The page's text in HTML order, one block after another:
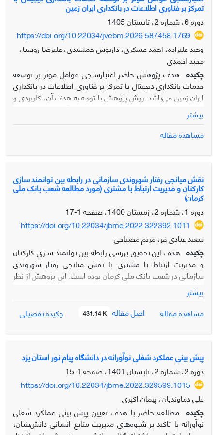
داد که الگوی مدیریت منابع انسانی دیجیتال شامل عوامل علی
(تکنولوزیکی، محیطی، انسانی و سازمانی)، عوامل زمینه‌ای (بستر
دیجیتالی، بستر مدیریتی، بستر فردی)، عوامل مداخله گر (عوامل
فرهنگی و ایجاد بسترهای جدید)، راهبردها (سازمانی و مدیریتی) و
پیامدها (فردی، فرهنگی و سازمانی) می‌باشد و کلیه روابط مدل
معنادار است.
تمرکز بر فناوری اطلاعات در بانکداری ایران زمین
دوره 6، شماره 2، تابستان 1405
https://doi.org/10.22034/jvcbm.2026.587458.1769
وحید علیزاده، احمد عسکری، داریوش جمشیدی، علیرضا روستا،
مجید احمدی
چکیده هدف پژوهش حاضر اعتبارسنجی عوامل موثر بر توسعه
خدمات بانکداری دیجیتال با تمرکز بر فناوری اطلاعات در بانکداری
ایران زمین می‌باشد. روش پژوهش با توجه به هدف آن، کاربردی و
از حیث شیوه اجرا، کمی می باشد. جامعه آماری این پژوهش
که به روش نمونه گیری در دسترس انتخاب شدند. داده‌ها با ابزار
روش‌های آلفای کرونباخ، پایایی ترکیبی و روایی محتوایی تأیید شد.
مربعات جزئی و با نرم‌افزار PLS برای آزمون و برازش نهایی مدل
استفاده شد. نتایج پژوهش نشان داد که فناوری اطلاعات و
زیرساخت‌ها، استراتژی دیجیتال، امنیت و ریسک، تجربه کاربری،
توسعه و نوآوری محصول، ساختار و فرهنگ سازمانی، محیط و
رقابت، مدیریت تحول و مدیریت داده و هوش تصمیم‌گیری، با
توسعه خدمات بانکداری دیجیتال رابطه‌ای معنادار دارند. در نهایت،
این پژوهش نشان می‌دهد که موفقیت بانک‌ها در گرو عوامل
مؤثر بر توسعه دیجیتال است که به‌صورت هوشمندانه،
قابلیت‌های فناورانه پیشرفته را با الزامات استراتژیک، امنیتی،
مشتری‌محوری و چابکی سازمانی تلفیق کند.
بیشتر
مشاهده مقاله
نقش میانجی رفتار شهروندی سازمانی در رابطه بین توانمند سازی
کارکنان و مدیریت ارتباط با مشتری (مورد مطالعه شعب بانک ملی
کرمان)
دوره 1، شماره 2، زمستان 1400، صفحه
1-17
https://doi.org/10.22034/jbme.2022.322392.1011
سعید عبادی فر، مریم مصباحی
چکیده هدف این تحقیق بررسی رابطه بین توانمند سازی کارکنان
و مدیریت ارتباط با مشتری با نقش میانجی رفتار شهروندی
سازمانی در شعب بانک ملی کرمان بوده است. این پژوهش از نظر
ماهیت و روش از نوع توصیفی – همبستگی و از منظر هدف،
کاربردی است. جامعه آماری شامل کلیه کارکنان شعب بانک ملی
کرمان که در سال1400 تعداد آنها 240 نفر بوده و به دلیل
محدودیت جامعه آماری تمامی اعضای آن به عنوان نمونه انتخاب
و به صورت سرشماری مورد مطالعه قرار گرفته است. داده های
جمع آوری شد. تجزیه و تحلیل داده ها با استفاده از معادلات
ساختاری ونرم افزار Lisrel انجام گرفته است یافته های تحقیق
حاکی از آن است که: بین توانمند سازی کارکنان و مدیریت ارتباط با
مشتری با نقش میانجی رفتار شهروندی سازمانی رابطه مثبت و
معناداری وجود دارد. این نتیجه حاکی از آن است که وقتی سازمانی
بیشتر
مشاهده مقاله
اصل مقاله 431.14 K چکیده تفصیلی
پیش بینی عملکرد شغلی نوآورانه در دانشگاه پیام نور استان یزد
دوره 2، شماره 2، تابستان 1401، صفحه
1-15
https://doi.org/10.22034/jbme.2022.329599.1015
علی دماوندیان، پیمان اکبری
چکیده مطالعه حاضر با هدف تعیین پیش بینی عملکرد شغلی
نوآورانه با تاکید بر شیوه‌های مدیریت منابع انسانی دانش‌بنیان،